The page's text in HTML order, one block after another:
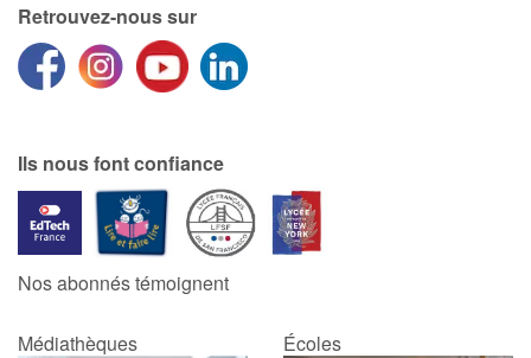
Retrouvez-nous sur
Ils nous font confiance
Nos abonnés témoignent
Médiathèques Écoles